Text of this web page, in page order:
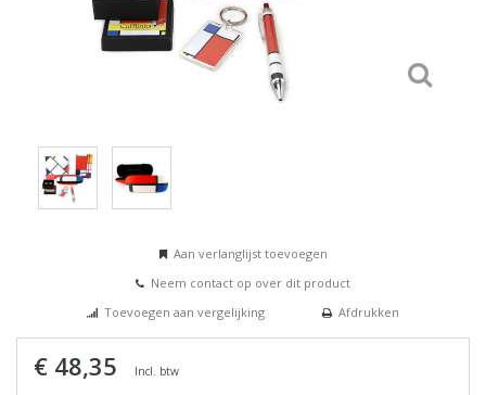
Aan verlanglijst toevoegen
Neem contact op over dit product
Toevoegen aan vergelijking
Afdrukken
€ 48,35 Incl. btw